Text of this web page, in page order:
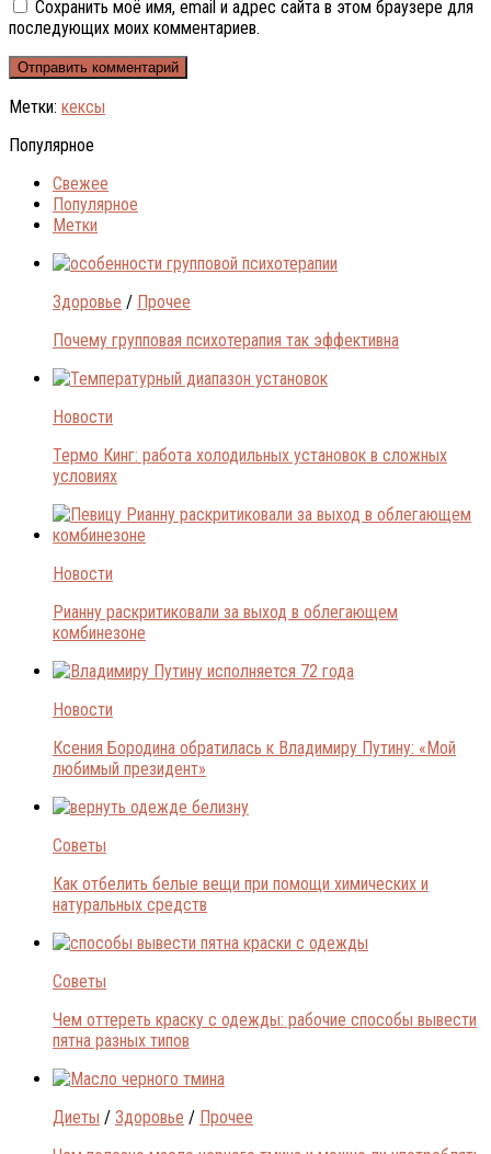
Сохранить моё имя, email и адрес сайта в этом браузере для
последующих моих комментариев.
Метки: кексы
Популярное
Свежее
Популярное
Метки
Здоровье / Прочее
Почему групповая психотерапия так эффективна
Новости
Термо Кинг: работа холодильных установок в сложных
условиях
Новости
Рианну раскритиковали за выход в облегающем
комбинезоне
Новости
Ксения Бородина обратилась к Владимиру Путину: «Мой
любимый президент»
Советы
Как отбелить белые вещи при помощи химических и
натуральных средств
Советы
Чем оттереть краску с одежды: рабочие способы вывести
пятна разных типов
Диеты / Здоровье / Прочее